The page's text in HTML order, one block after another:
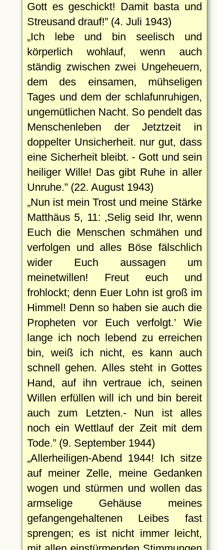
Gott es geschickt! Damit basta und
Streusand drauf! (4. Juli 1943)
Ich lebe und bin seelisch und
körperlich wohlauf, wenn auch
ständig zwischen zwei Ungeheuern,
dem des einsamen, mühseligen
Tages und dem der schlafunruhigen,
ungemütlichen Nacht. So pendelt das
Menschenleben der Jetztzeit in
doppelter Unsicherheit. nur gut, dass
eine Sicherheit bleibt. - Gott und sein
heiliger Wille! Das gibt Ruhe in aller
Unruhe. (22. August 1943)
Nun ist mein Trost und meine Stärke
Matthäus 5, 11: Selig seid Ihr, wenn
Euch die Menschen schmähen und
verfolgen und alles Böse fälschlich
wider Euch aussagen um
meinetwillen! Freut euch und
frohlockt; denn Euer Lohn ist groß im
Himmel! Denn so haben sie auch die
Propheten vor Euch verfolgt.
Wie
lange ich noch lebend zu erreichen
bin, weiß ich nicht, es kann auch
schnell gehen. Alles steht in Gottes
Hand, auf ihn vertraue ich, seinen
Willen erfüllen will ich und bin bereit
auch zum Letzten.- Nun ist alles
noch ein Wettlauf der Zeit mit dem
Tode. (9. September 1944)
Allerheiligen-Abend 1944! Ich sitze
auf meiner Zelle, meine Gedanken
wogen und stürmen und wollen das
armselige Gehäuse meines
gefangengehaltenen Leibes fast
sprengen; es ist nicht immer leicht,